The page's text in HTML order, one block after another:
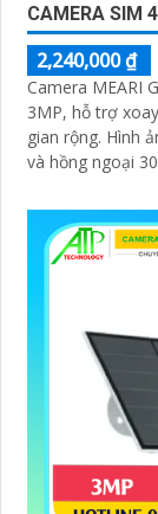
CAMERA SIM
2,240,000 ₫
Camera MEARI
3MP, hỗ trợ
gian rộng. Hình ảnh ban đêm vẫn rõ nhờ đèn LED màu 30m
và hồng ngoại